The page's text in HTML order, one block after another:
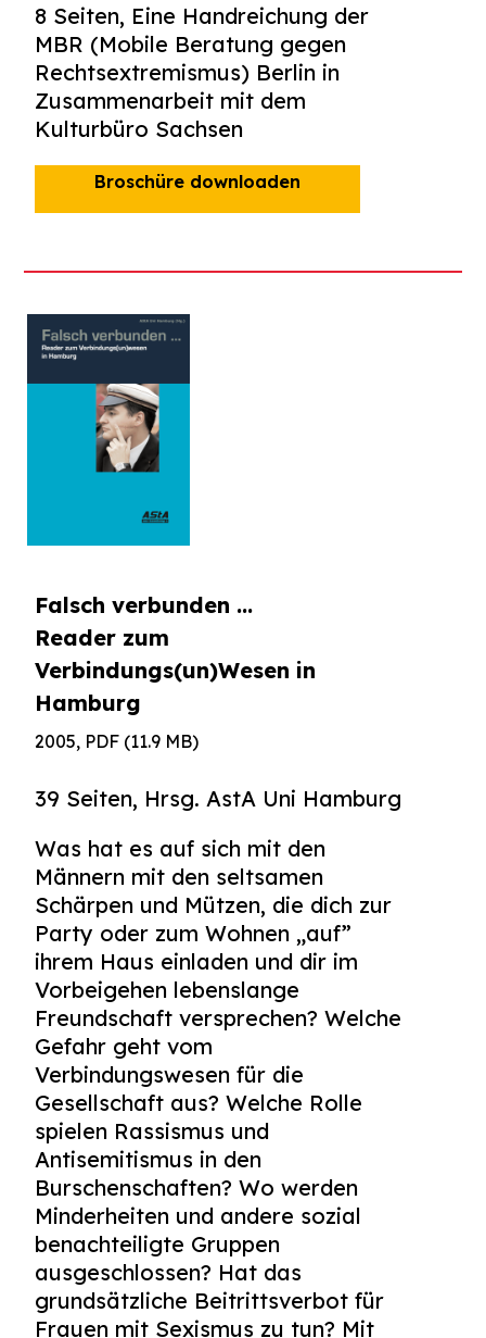
8 Seiten, Eine Handreichung der
MBR (Mobile Beratung gegen
Rechtsextremismus) Berlin in
Zusammenarbeit mit dem
Kulturbüro Sachsen
Broschüre downloaden
Falsch verbunden …
Reader zum
Verbindungs(un)Wesen in
Hamburg
2005, PDF (11.9 MB)
39 Seiten, Hrsg. AstA Uni Hamburg
Was hat es auf sich mit den
Männern mit den seltsamen
Schärpen und Mützen, die dich zur
Party oder zum Wohnen „auf”
ihrem Haus einladen und dir im
Vorbeigehen lebenslange
Freundschaft versprechen? Welche
Gefahr geht vom
Verbindungswesen für die
Gesellschaft aus? Welche Rolle
spielen Rassismus und
Antisemitismus in den
Burschenschaften? Wo werden
Minderheiten und andere sozial
benachteiligte Gruppen
ausgeschlossen? Hat das
grundsätzliche Beitrittsverbot für
Frauen mit Sexismus zu tun? Mit